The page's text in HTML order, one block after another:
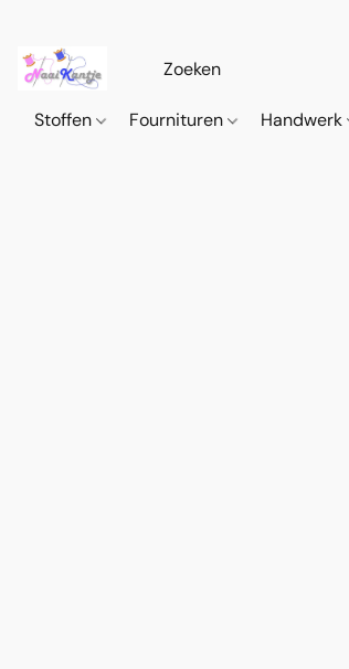
Stoffen Fournituren Handwerk